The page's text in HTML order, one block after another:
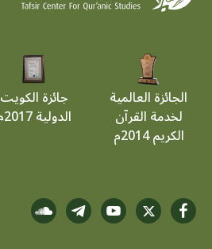
الجائزة العالمية
لخدمة القرآن
الكريم 2014م
جائزة الكويت
الدولية 2017م